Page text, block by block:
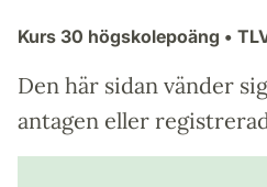
Kurs 30 högskolepoäng •
Den här sidan vänder
antagen eller